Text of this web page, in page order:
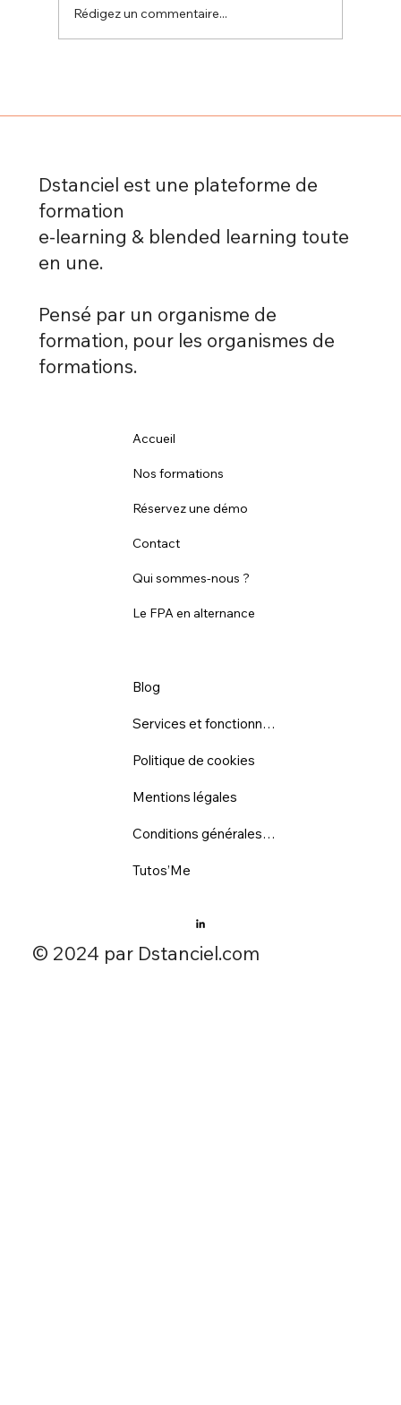
présentiel grâce à Dstanciel
Rédigez un commentaire...
​© 2024 par Dstanciel.com
Blog
Services et fonctionnalités
Politique de cookies
Mentions légales
Conditions générales d'utilisation
Tutos’Me
Accueil
Nos formations
Réservez une démo
Contact
Qui sommes-nous ?
Le FPA en alternance
Dstanciel est une plateforme de
formation
e-learning & blended learning toute
en une.
Pensé par un organisme de
formation, pour les organismes de
formations.